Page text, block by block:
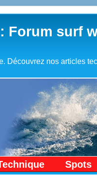
Forum surf
Découvrez nos articles
Spots